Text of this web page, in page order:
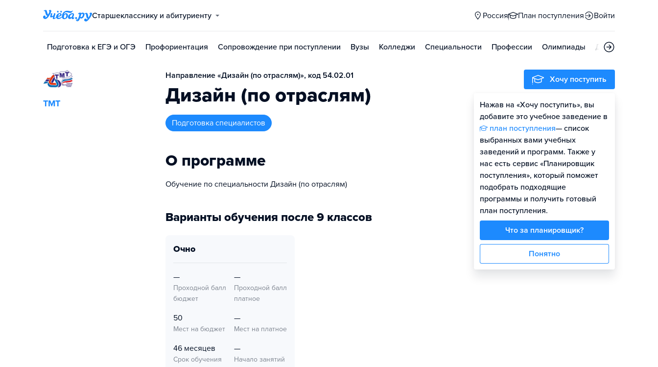
Старшекласснику и абитуриенту Россия План поступления Войти
Подготовка к ЕГЭ и ОГЭ Профориентация Сопровождение при поступлении Вузы Колледжи Специальности Профессии Олимпиады Дни открытых
ТМТ
Направление «Дизайн (по отраслям)», код 54.02.01
Дизайн (по отраслям)
подготовка специалистов
О программе
Обучение по специальности Дизайн (по отраслям)
Варианты обучения после 9 классов
очно
—
Проходной балл
бюджет
—
Проходной балл
платное
50
Мест на бюджет
—
Мест на платное
46 месяцев
Срок обучения
—
Начало занятий
Хочу поступить
Нажав на «Хочу поступить», вы
добавите это учебное заведение в
план поступления— список
выбранных вами учебных
заведений и программ. Также у
нас есть сервис «Планировщик
поступления», который поможет
подобрать подходящие
программы и получить готовый
план поступления.
Что за планировщик?
Понятно